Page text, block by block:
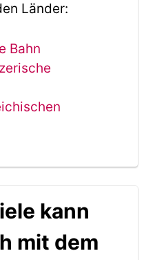
Länder:
Bahn
kann
mit dem